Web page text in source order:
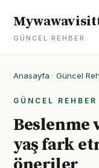
GÜNCEL REHBER
Anasayfa · Güncel
GÜNCEL REHBER
Beslenme
yaş fark